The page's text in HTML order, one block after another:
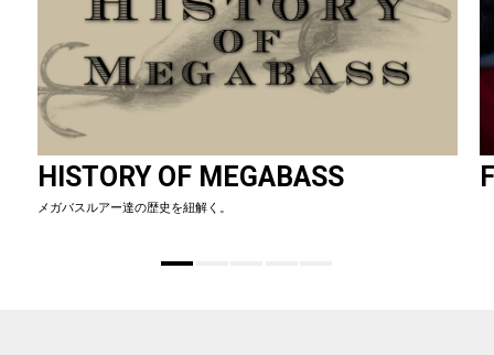
HISTORY OF MEGABASS
メガバスルアー達の歴史を紐解く。